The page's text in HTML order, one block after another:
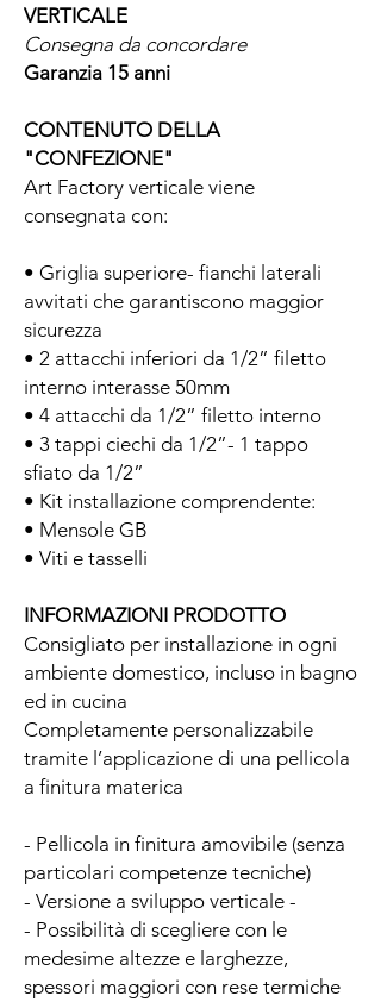
VERTICALE
Consegna da concordare
Garanzia 15 anni
CONTENUTO DELLA
"CONFEZIONE"
Art Factory verticale viene
consegnata con:
• Griglia superiore- fianchi laterali
avvitati che garantiscono maggior
sicurezza
• 2 attacchi inferiori da 1/2” filetto
interno interasse 50mm
• 4 attacchi da 1/2” filetto interno
• 3 tappi ciechi da 1/2”- 1 tappo
sfiato da 1/2”
• Kit installazione comprendente:
• Mensole GB
• Viti e tasselli
INFORMAZIONI PRODOTTO
Consigliato per installazione in ogni
ambiente domestico, incluso in bagno
ed in cucina
Completamente personalizzabile
tramite l’applicazione di una pellicola
a finitura materica
- Pellicola in finitura amovibile (senza
particolari competenze tecniche)
- Versione a sviluppo verticale -
- Possibilità di scegliere con le
medesime altezze e larghezze,
spessori maggiori con rese termiche